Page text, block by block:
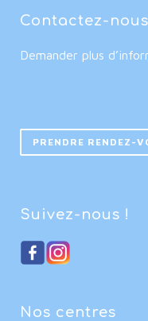
Contactez-nous
Demander plus
PRENDRE RENDEZ-
Suivez-nous !
Nos centres